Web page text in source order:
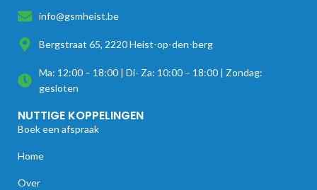
info@gsmheist.be
Bergstraat 65, 2220 Heist-op-den-berg
Ma: 12:00 – 18:00 | Di- Za: 10:00 – 18:00 | Zondag:
gesloten
NUTTIGE KOPPELINGEN
Boek een afspraak
Home
Over